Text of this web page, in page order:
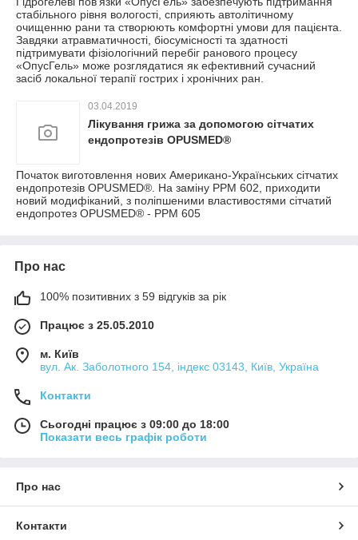
стабільного рівня вологості, сприяють автолітичному
очищенню рани та створюють комфортні умови для пацієнта.
Завдяки атравматичності, біосумісності та здатності
підтримувати фізіологічний перебіг ранового процесу
«ОпусГель» може розглядатися як ефективний сучасний
засіб локальної терапії гострих і хронічних ран.
03.04.2019
Лікування грижа за допомогою сітчатих
ендопротезів OPUSMED®
Початок виготовлення нових Американо-Українських сітчатих
ендопротезів OPUSMED®. На заміну РРМ 602, приходити
новий модифіканий, з поліпшеними властивостями сітчатий
ендопротез OPUSMED® - РРМ 605
Про нас
100% позитивних з 59 відгуків за рік
Працює з 25.05.2010
м. Київ
вул. Ак. Заболотного 154, індекс 03143, Київ, Україна
Контакти
Сьогодні працює з 09:00 до 18:00
Показати весь графік роботи
Про нас
Контакти